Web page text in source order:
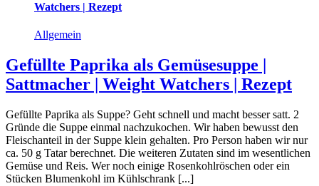
Watchers | Rezept
Allgemein
Gefüllte Paprika als Gemüsesuppe |
Sattmacher | Weight Watchers | Rezept
Gefüllte Paprika als Suppe? Geht schnell und macht besser satt. 2
Gründe die Suppe einmal nachzukochen. Wir haben bewusst den
Fleischanteil in der Suppe klein gehalten. Pro Person haben wir nur
ca. 50 g Tatar berechnet. Die weiteren Zutaten sind im wesentlichen
Gemüse und Reis. Wer noch einige Rosenkohlröschen oder ein
Stücken Blumenkohl im Kühlschrank [...]